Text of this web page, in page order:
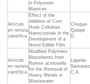
in Polymeric
Matrices
Artículo
en revista
científica
Effect of the
Addition of Corn
Husk Cellulose
Nanocrystals in the
Development of a
Novel Edible Film
Choque-
Quispe
D.
Artículo
en revista
científica
Modified Polymeric
Biosorbents from
Rumex acetosella
for the Removal of
Heavy Metals in
Wastewater
Ligarda-
Samanez
C.A.